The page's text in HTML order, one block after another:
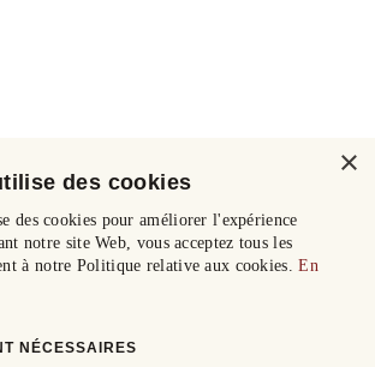
×
des cookies
des cookies pour améliorer l'expérience
notre site Web, vous acceptez tous les
à notre Politique relative aux cookies.En
NÉCESSAIRES